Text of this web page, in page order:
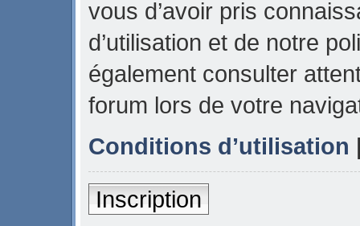
vous d’avoir pris
d’utilisation et de notre
également consulter
forum lors de votre
Conditions d’utilisation
Inscription